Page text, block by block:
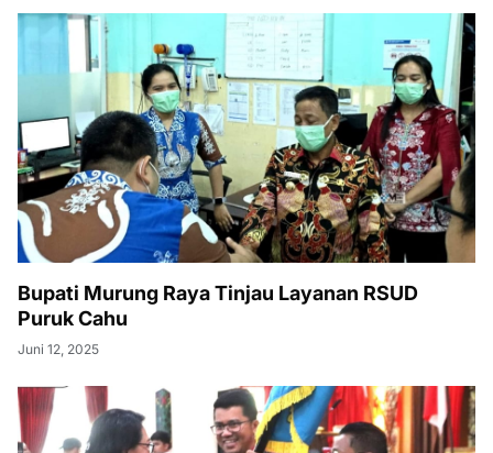
Bupati Murung Raya Tinjau Layanan RSUD
Puruk Cahu
Juni 12, 2025